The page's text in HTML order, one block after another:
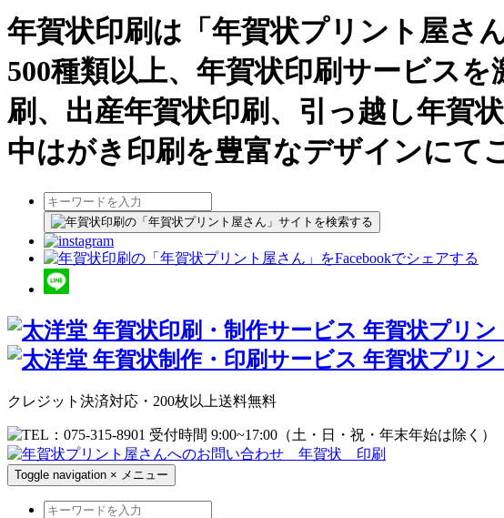
年賀状印刷は「年賀状プリント屋
500種類以上、年賀状印刷サービス
刷、出産年賀状印刷、引っ越し年賀
中はがき印刷を豊富なデザインにて
クレジット決済対応・200枚以上送料無料
Toggle navigation × メニュー